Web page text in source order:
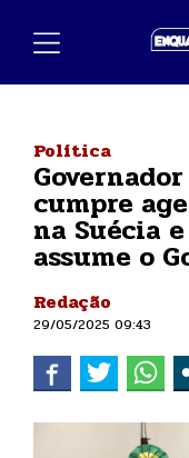
Política
cumpre
na Suécia
assume o
Redação
29/05/2025 09:43